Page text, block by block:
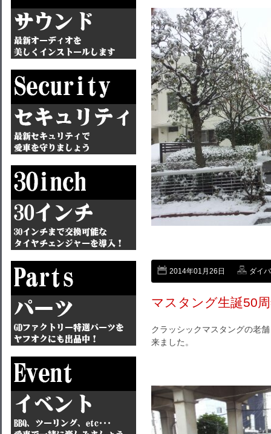
2014年01月26日 ダイ
マスタング生誕50
クラッシックマスタングの老
来ました。